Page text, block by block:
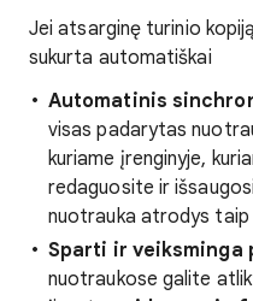
Jei atsarginę turinio
sukurta automatiškai
Automatinis
visas padarytas
kuriame įrenginyje,
redaguosite ir
nuotrauka atrodys
Sparti ir veiksminga
nuotraukose galite